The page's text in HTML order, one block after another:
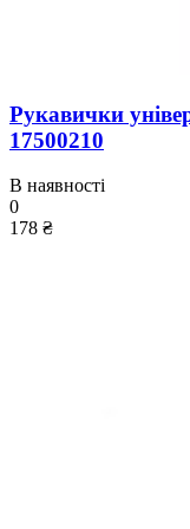
Рукавички
17500210
В наявності
0
178 ₴